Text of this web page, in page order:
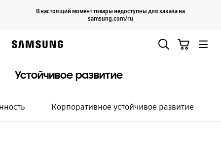
В настоящий момент товары недоступны для заказа на
samsung.com/ru
Продолжить
Мы стремимся свести к
Устойчивое развитие
Корпоративное устойчивое развитие